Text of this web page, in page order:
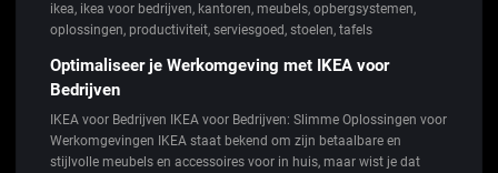
ikea, ikea voor bedrijven, kantoren, meubels, opbergsystemen,
oplossingen, productiviteit, serviesgoed, stoelen, tafels
Optimaliseer je Werkomgeving met IKEA voor
Bedrijven
IKEA voor Bedrijven IKEA voor Bedrijven: Slimme Oplossingen voor
Werkomgevingen IKEA staat bekend om zijn betaalbare en
stijlvolle meubels en accessoires voor in huis, maar wist je dat